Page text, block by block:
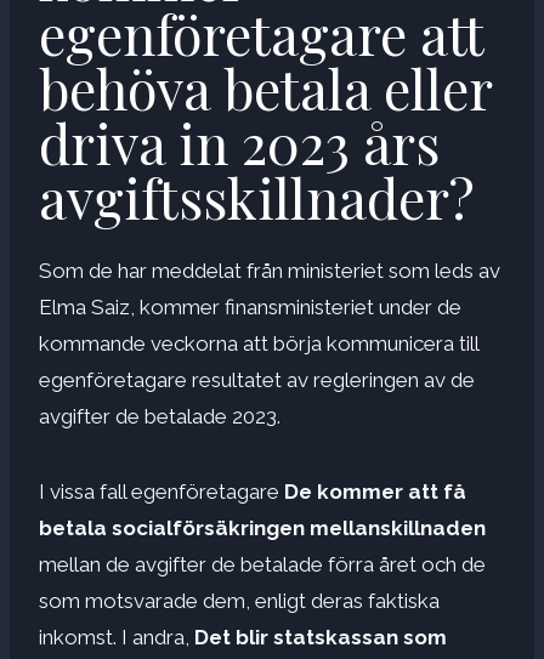
egenföretagare att
behöva betala eller
driva in 2023 års
avgiftsskillnader?
Som de har meddelat från ministeriet som leds av
Elma Saiz, kommer finansministeriet under de
kommande veckorna att börja kommunicera till
egenföretagare resultatet av regleringen av de
avgifter de betalade 2023.
I vissa fall egenföretagare De kommer att få
betala socialförsäkringen mellanskillnaden
mellan de avgifter de betalade förra året och de
som motsvarade dem, enligt deras faktiska
inkomst. I andra, Det blir statskassan som